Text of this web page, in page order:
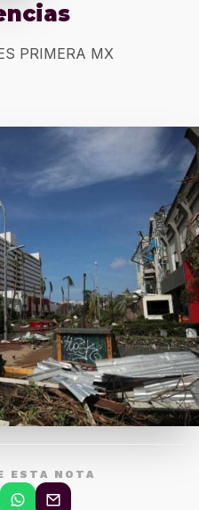
PRIMERA MX
ESTA NOTA